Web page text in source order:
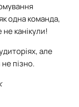
одна команда,
канікули!
але
пізно.